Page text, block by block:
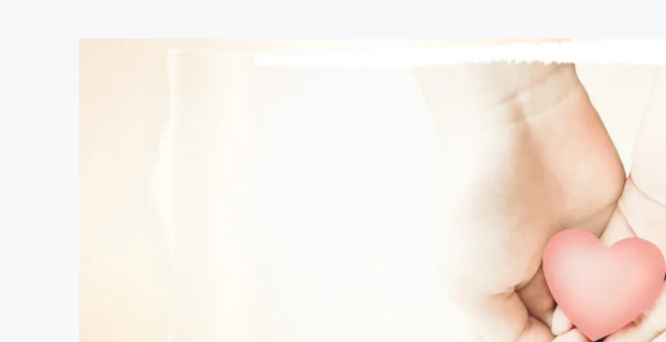
音楽
ゲーム・サービス開発
書籍・雑誌出版
チャレンジ